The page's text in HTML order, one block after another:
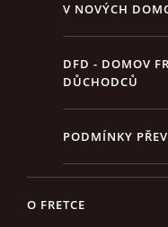
V NOVÝCH
DFD - DOMOV
DŮCHODCŮ
PODMÍNKY
O FRETCE